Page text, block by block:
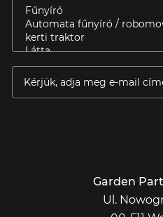
Garden
Ul.